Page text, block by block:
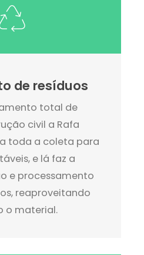
de resíduos
total de
civil a Rafa
toda a coleta para
e lá faz a
e processamento
reaproveitando
o material.